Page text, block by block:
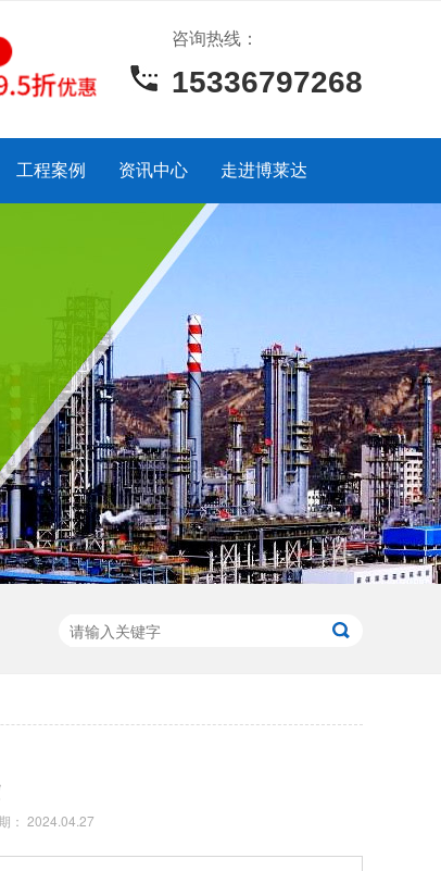
咨询热线：
15336797268
工程案例 资讯中心 走进博莱达
： 2024.04.27